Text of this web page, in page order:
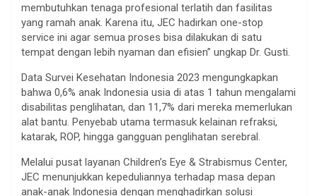
membutuhkan tenaga profesional terlatih dan fasilitas
yang ramah anak. Karena itu, JEC hadirkan one-stop
service ini agar semua proses bisa dilakukan di satu
tempat dengan lebih nyaman dan efisien” ungkap Dr. Gusti.
Data Survei Kesehatan Indonesia 2023 mengungkapkan
bahwa 0,6% anak Indonesia usia di atas 1 tahun mengalami
disabilitas penglihatan, dan 11,7% dari mereka memerlukan
alat bantu. Penyebab utama termasuk kelainan refraksi,
katarak, ROP, hingga gangguan penglihatan serebral.
Melalui pusat layanan Children’s Eye & Strabismus Center,
JEC menunjukkan kepeduliannya terhadap masa depan
anak-anak Indonesia dengan menghadirkan solusi